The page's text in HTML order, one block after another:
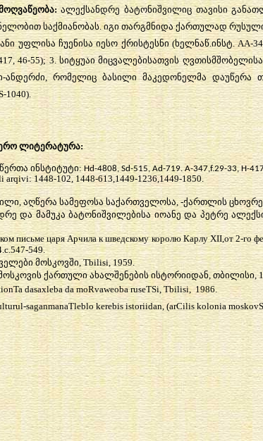
:ალექსანდრე ბატონიშვილიც თავისი
საქმიანობას. იგი თარგმნიდა ქართულად
უფლისა ჩუენისა იესო ქრისტესნი (ხელნაწ.ინსტ. AA-
46-55); 3. სიტყუაი მიცვალებისათვის
ანდერძი, რომელიც ბასილი მაკედონელმა
-1040).
ლიტერატურა:
ინსტიტუტი:Hd-4808, Sd-515, Ad-719. A-347,f.29-33, H-
arqivi:1448-102, 1448-613,1449-1236,1449-1850.
აღწერა სამეფოსა საქართველოსა, -ქართლის
და მამუკა ბატონიშვილებისა იოანე და პეტრე
письме царя Арчила к шведскому королю Карлу XII,от2-го
с.547-549.
მოსკოვში,Tbilisi, 1959.
ქართული ახალშენების ისტორიიდან, თბილისი,
dasaxleba da moRvaweoba ruseTSi,Tbilisi, 1986.
saganmanaTleblo kerebis istoriidan, (arCilis kolonia